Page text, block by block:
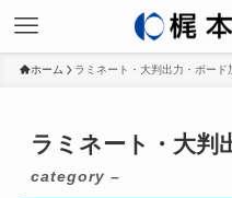
ホーム ラミネート・大判出力・ボード
ラミネート・大判
category –